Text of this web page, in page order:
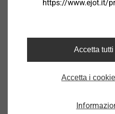
DoP ETA-18/0221.pdf
Inglese
https://www.ejot.it/
Accetta
Accetta i